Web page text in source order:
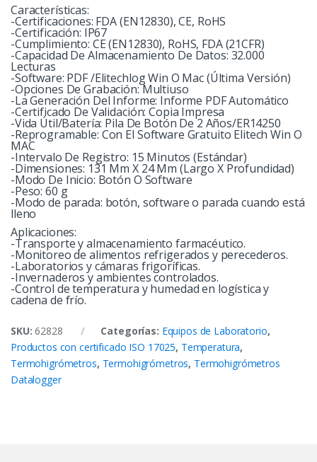
Características:
-Certificaciones: FDA (EN12830), CE, RoHS
-Certificación: IP67
-Cumplimiento: CE (EN12830), RoHS, FDA (21CFR)
-Capacidad De Almacenamiento De Datos: 32.000
Lecturas
-Software: PDF /Elitechlog Win O Mac (Última Versión)
-Opciones De Grabación: Multiuso
-La Generación Del Informe: Informe PDF Automático
-Certificado De Validación: Copia Impresa
-Vida Útil/Batería: Pila De Botón De 2 Años/ER14250
-Reprogramable: Con El Software Gratuito Elitech Win O
MAC
-Intervalo De Registro: 15 Minutos (Estándar)
-Dimensiones: 131 Mm X 24 Mm (Largo X Profundidad)
-Modo De Inicio: Botón O Software
-Peso: 60 g
-Modo de parada: botón, software o parada cuando está
lleno
Aplicaciones:
-Transporte y almacenamiento farmacéutico.
-Monitoreo de alimentos refrigerados y perecederos.
-Laboratorios y cámaras frigoríficas.
-Invernaderos y ambientes controlados.
-Control de temperatura y humedad en logística y
cadena de frío.
SKU: 62828 Categorías: Equipos de Laboratorio,
Productos con certificado ISO 17025, Temperatura,
Termohigrómetros, Termohigrómetros, Termohigrómetros
Datalogger